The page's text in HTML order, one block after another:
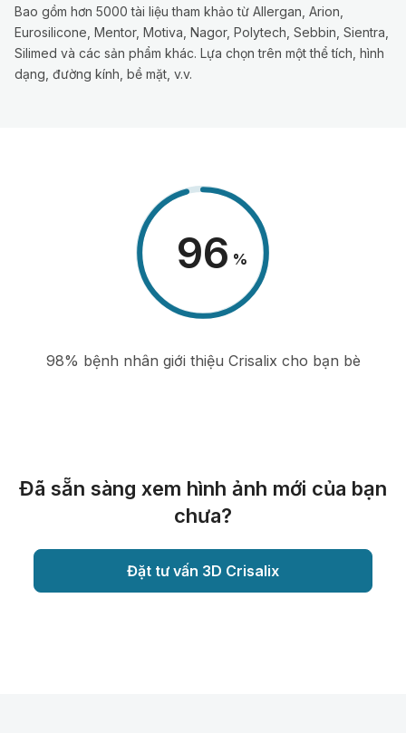
Bao gồm hơn 5000 tài liệu tham khảo từ Allergan, Arion,
Eurosilicone, Mentor, Motiva, Nagor, Polytech, Sebbin, Sientra,
Silimed và các sản phẩm khác. Lựa chọn trên một thể tích, hình
dạng, đường kính, bề mặt, v.v.
98 %
98% bệnh nhân giới thiệu Crisalix cho bạn bè
Đã sẵn sàng xem hình ảnh mới của bạn
chưa?
Đặt tư vấn 3D Crisalix